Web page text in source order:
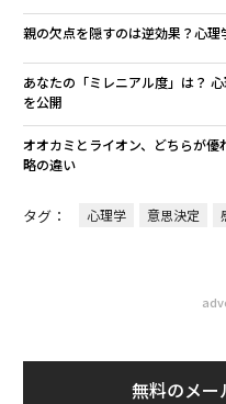
親の欠点を隠すのは逆効果？心
あなたの「ミレニアル度」は？
を公開
オオカミとライオン、どちらが
略の違い
タグ： 心理学 意思決定
無料のメー